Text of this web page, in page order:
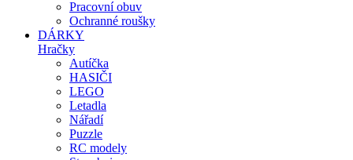
Pracovní obuv
Ochranné roušky
DÁRKY
Hračky
Autíčka
HASIČI
LEGO
Letadla
Nářadí
Puzzle
RC modely